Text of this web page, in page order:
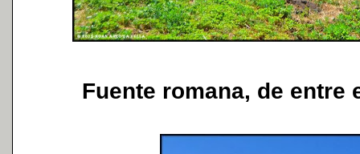
Fuente romana, de entre